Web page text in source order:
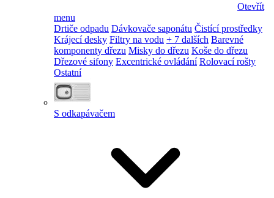
Otevřít
menu
Drtiče odpadu Dávkovače saponátu Čistící prostředky
Krájecí desky Filtry na vodu + 7 dalších Barevné
komponenty dřezu Misky do dřezu Koše do dřezu
Dřezové sifony Excentrické ovládání Rolovací rošty
Ostatní
S odkapávačem